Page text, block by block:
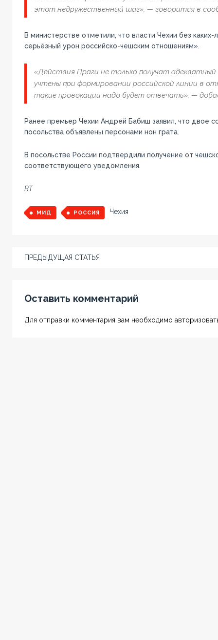
этот недружественный шаг», — говорится в
В министерстве отметили, что власти Чехии без
серьёзный урон российско-чешским отношениям».
«Действия Праги не только получат
учтены при формировании российской линии в
такие провокации надо будет отвечать», —
Ранее премьер Чехии Андрей Бабиш заявил, что двое
посольства объявлены персонами нон грата.
В посольстве России подтвердили получение от
соответствующего уведомления.
RT
МИД РОССИЯ Чехия
ПРЕДЫДУЩАЯ СТАТЬЯ
Оставить комментарий
Для отправки комментария вам необходимо